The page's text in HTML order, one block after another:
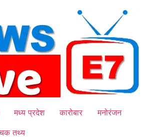
मध्य प्रदेश कारोबार
मनोरंजन
तथ्य